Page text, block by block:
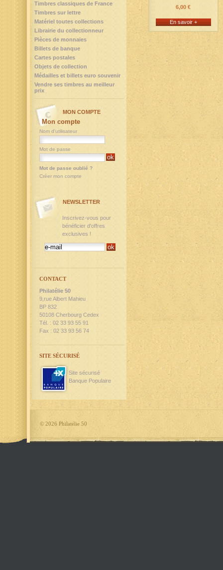
6,00 €
En savoir +
Timbres classiques de France
Timbres sur lettre
Matériel toutes collections
Librairie du collectionneur
Pièces de monnaies
Billets de banque
Cartes postales
Objets de collection
Médailles et billets euro souvenir
Vendre ses timbres au meilleur
prix
MON COMPTE
Mon compte
Nom d'utilisateur
Mot de passe
Mot de passe oublié ?
Créer mon compte
NEWSLETTER
Inscrivez-vous pour
bénéficier d'offres
exclusives !
CONTACT
Philatélie 50
9,rue Albert Mahieu
BP 832
50108 Cherbourg Cedex
Tél. : 02 33 93 55 91
Fax : 02 33 93 56 74
SITE SÉCURISÉ
Site sécurisé
Banque Populaire
© 2026 Philatélie 50